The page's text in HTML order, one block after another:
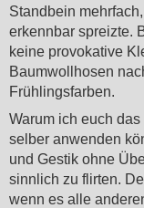
Standbein
erkennbar spreizte.
keine provokative
Baumwollhosen
Frühlingsfarben.
Warum ich euch
selber anwenden
und Gestik ohne
sinnlich zu flirten.
wenn es alle